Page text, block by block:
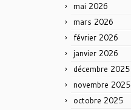
mai 2026
mars 2026
février 2026
janvier 2026
décembre 2025
novembre 2025
octobre 2025